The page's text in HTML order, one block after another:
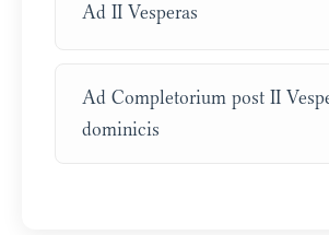
Ad II Vesperas
Ad Completorium post II
dominicis